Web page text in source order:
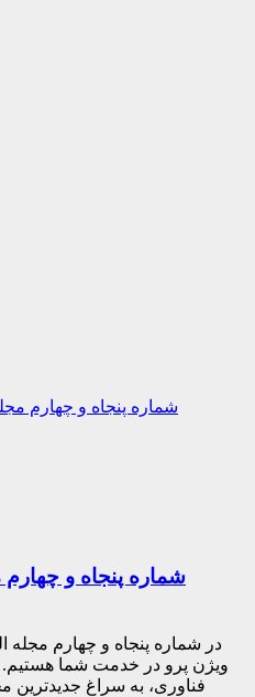
شماره پنجاه و
در شماره پنجاه و چهارم مجله
ویژن پرو در خدمت شما هستیم.
فناوری، به سراغ